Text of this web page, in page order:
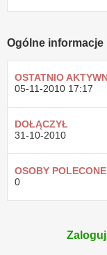
Ogólne informacje
OSTATNIO
05-11-2010 17:17
DOŁĄCZYŁ
31-10-2010
OSOBY POLECONE
0